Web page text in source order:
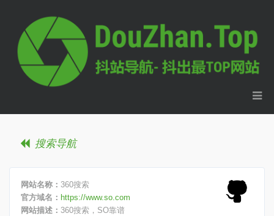
搜索导航
网站名称： 360搜索
官方域名： https://www.so.com
网站描述： 360搜索，SO靠谱